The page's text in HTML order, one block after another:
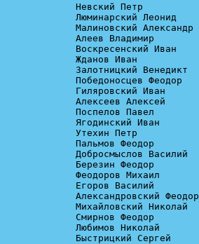
Невский Петр
Люминарский Леонид
Малиновский Александр
Алеев Владимир
Воскресенский Иван
Жданов Иван
Залотницкий Венедикт
Победоносцев Феодор
Гиляровский Иван
Алексеев Алексей
Поспелов Павел
Ягодинский Иван
Утехин Петр
Пальмов Феодор
Добросмыслов Василий
Березин Феодор
Феодоров Михаил
Егоров Василий
Александровский Феодор
Михайловский Николай
Смирнов Феодор
Любимов Николай
Быстрицкий Сергей